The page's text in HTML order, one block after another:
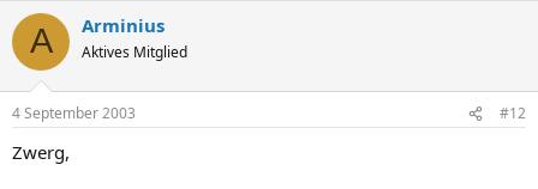
A Arminius
Aktives Mitglied
4 September 2003 #12
Zwerg,